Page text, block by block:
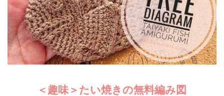
＜趣味＞たい焼きの無料編み図